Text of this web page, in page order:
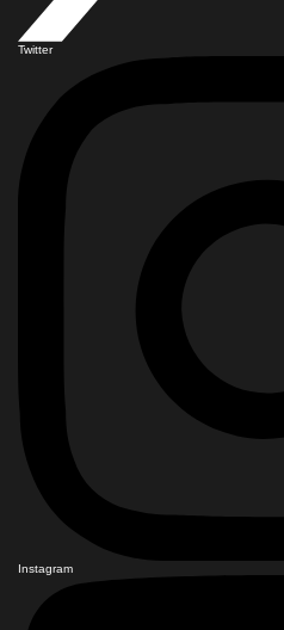
Twitter
Instagram